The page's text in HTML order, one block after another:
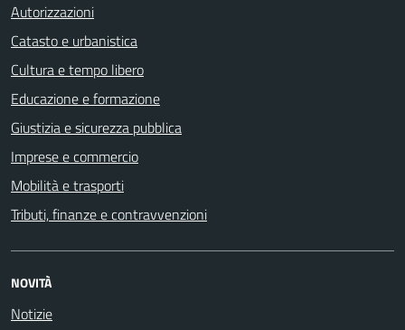
Autorizzazioni
Catasto e urbanistica
Cultura e tempo libero
Educazione e formazione
Giustizia e sicurezza pubblica
Imprese e commercio
Mobilità e trasporti
Tributi, finanze e contravvenzioni
NOVITÀ
Notizie